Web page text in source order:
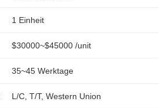
1 Einheit
$30000~$45000 /unit
35~45 Werktage
L/C, T/T, Western Union